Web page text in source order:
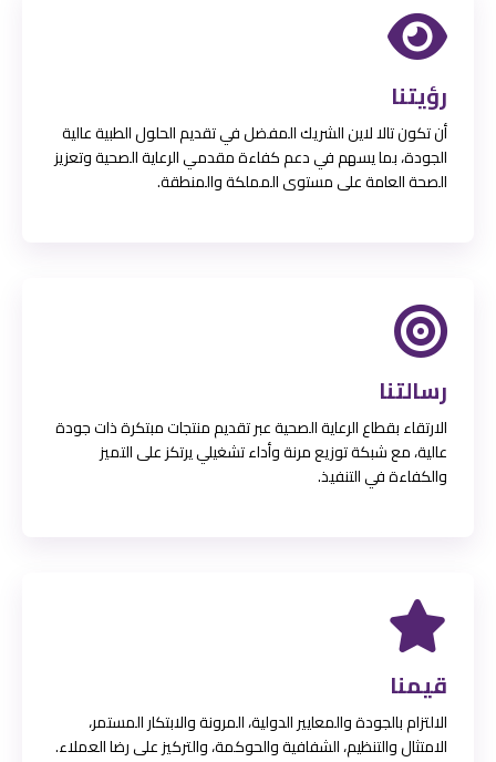
رؤيتنا
أن تكون تالا لاين الشريك المفضل في تقديم الحلول الطبية عالية
الجودة، بما يسهم في دعم كفاءة مقدمي الرعاية الصحية وتعزيز
الصحة العامة على مستوى المملكة والمنطقة.
رسالتنا
الارتقاء بقطاع الرعاية الصحية عبر تقديم منتجات مبتكرة ذات جودة
عالية، مع شبكة توزيع مرنة وأداء تشغيلي يرتكز على التميز
والكفاءة في التنفيذ.
قيمنا
الالتزام بالجودة والمعايير الدولية، المرونة والابتكار المستمر،
الامتثال والتنظيم، الشفافية والحوكمة، والتركيز على رضا العملاء.